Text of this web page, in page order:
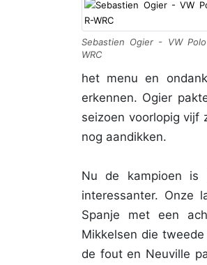
Sebastien Ogier - VW
WRC
het menu en
erkennen. Ogier
seizoen voorlopig vijf
nog aandikken.
Nu de kampioen
interessanter. Onze
Spanje met een
Mikkelsen die
de fout en Neuville